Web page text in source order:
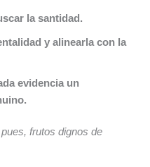
la santidad.
y alinearla con la
evidencia un
pues, frutos dignos de